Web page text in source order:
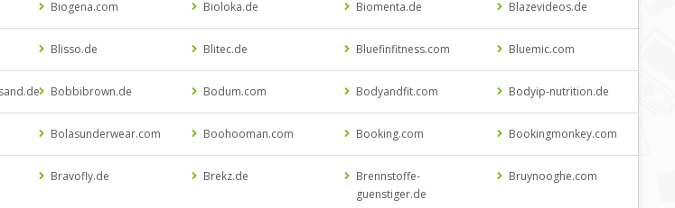
Biogena.com Bioloka.de Biomenta.de Blazevideos.de
Blisso.de Blitec.de Bluefinfitness.com Bluemic.com
Bobbibrown.de Bodum.com Bodyandfit.com Bodyip-nutrition.de
Bolasunderwear.com Boohooman.com Booking.com Bookingmonkey.com
Bravofly.de Brekz.de
Brennstoffe-
guenstiger.de
Bruynooghe.com